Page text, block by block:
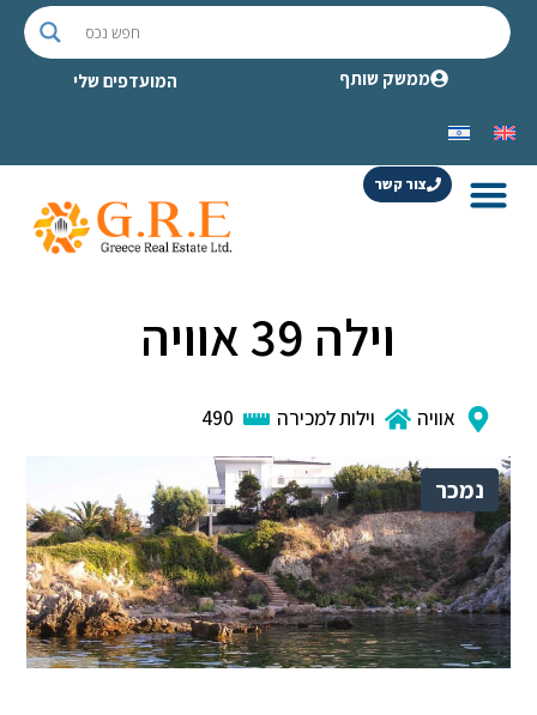
ממשק שותף המועדפים שלי
צור קשר
וילה 39 אוויה
אוויה וילות למכירה 490
נמכר